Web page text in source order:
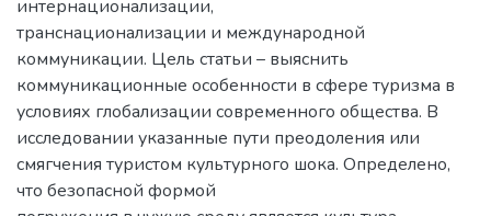
интернационализации,
транснационализации и международной
коммуникации. Цель статьи – выяснить
коммуникационные особенности в сфере туризма в
условиях глобализации современного общества. В
исследовании указанные пути преодоления или
смягчения туристом культурного шока. Определено,
что безопасной формой